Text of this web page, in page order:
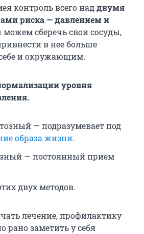
контроль всего наддвумя
риска — давлением и
сберечь свои сосуды,
в нее больше
и окружающим.
уровня
— подразумевает под
образа жизни.
— постоянный прием
двух методов.
лечение, профилактику
рано заметить у себя